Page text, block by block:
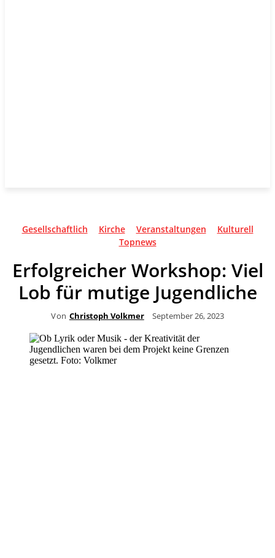
Gesellschaftlich Kirche Veranstaltungen
Kulturell
Topnews
Erfolgreicher Workshop: Viel
Lob für mutige Jugendliche
Von Christoph Volkmer September 26, 2023